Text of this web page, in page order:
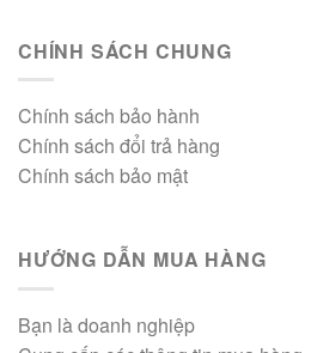
CHÍNH SÁCH CHUNG
Chính sách bảo hành
Chính sách đổi trả hàng
Chính sách bảo mật
HƯỚNG DẪN MUA HÀNG
Bạn là doanh nghiệp